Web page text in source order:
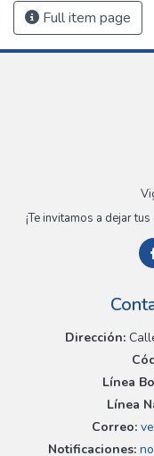
Full item page
¡Te invitamos a dejar
Dirección:
Línea
Línea
Correo:
Notificaciones: